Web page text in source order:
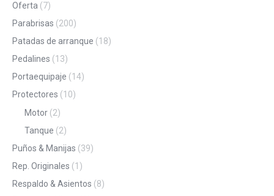
Oferta (7)
Parabrisas (200)
Patadas de arranque (18)
Pedalines (13)
Portaequipaje (14)
Protectores (10)
Motor (2)
Tanque (2)
Puños & Manijas (39)
Rep. Originales (1)
Respaldo & Asientos (8)